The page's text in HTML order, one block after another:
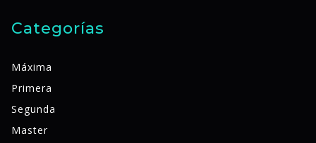
Categorías
Máxima
Primera
Segunda
Master